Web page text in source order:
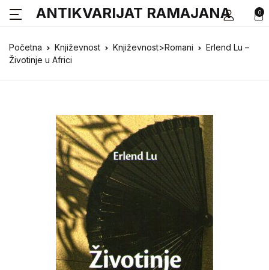
0
ANTIKVARIJAT RAMAJANA
Početna Književnost Književnost>Romani
Erlend Lu –
Životinje u Africi